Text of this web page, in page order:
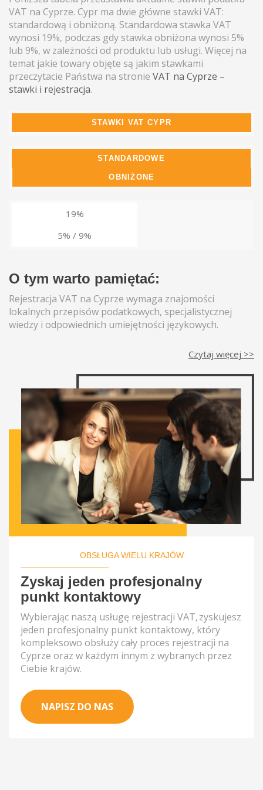
VAT na Cyprze. Cypr ma dwie główne stawki VAT:
standardową i obniżoną. Standardowa stawka VAT
wynosi 19%, podczas gdy stawka obniżona wynosi 5%
lub 9%, w zależności od produktu lub usługi. Więcej na
temat jakie towary objęte są jakim stawkami
przeczytacie Państwa na stronie VAT na Cyprze –
stawki i rejestracja.
STAWKI VAT CYPR
STANDARDOWE
OBNIŻONE
19%
5% / 9%
O tym warto pamiętać:
Rejestracja VAT na Cyprze wymaga znajomości
lokalnych przepisów podatkowych, specjalistycznej
wiedzy i odpowiednich umiejętności językowych.
Czytaj więcej >>
OBSŁUGA WIELU KRAJÓW
Zyskaj jeden profesjonalny
punkt kontaktowy
Wybierając naszą usługę rejestracji VAT, zyskujesz
jeden profesjonalny punkt kontaktowy, który
kompleksowo obsłuży cały proces rejestracji na
Cyprze oraz w każdym innym z wybranych przez
Ciebie krajów.
NAPISZ DO NAS